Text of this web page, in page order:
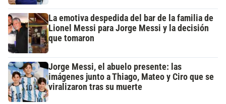
La emotiva despedida del bar de la familia de
Lionel Messi para Jorge Messi y la decisión
que tomaron
Jorge Messi, el abuelo presente: las
imágenes junto a Thiago, Mateo y Ciro que se
viralizaron tras su muerte